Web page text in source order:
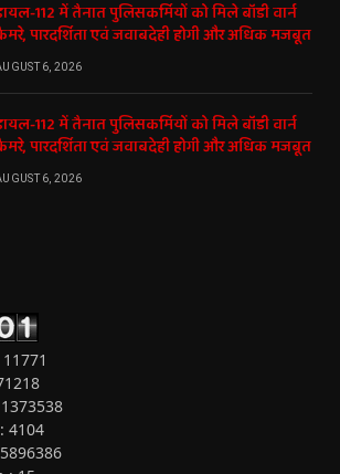
112 में तैनात पुलिसकर्मियों को मिले बॉडी वार्न
पारदर्शिता एवं जवाबदेही होगी और अधिक मजबूत
6, 2026
112 में तैनात पुलिसकर्मियों को मिले बॉडी वार्न
पारदर्शिता एवं जवाबदेही होगी और अधिक मजबूत
6, 2026
4104